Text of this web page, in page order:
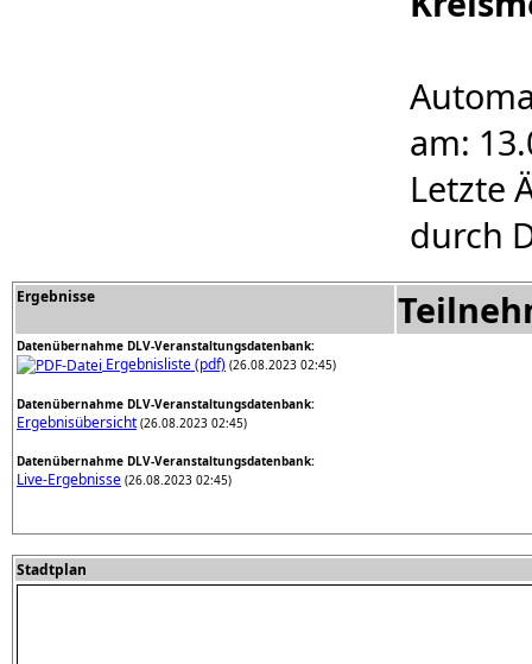
am:
Letzte
durch
Ergebnisse
Datenübernahme DLV-Veranstaltungsdatenbank:
Ergebnisliste (pdf) (26.08.2023 02:45)
Datenübernahme DLV-Veranstaltungsdatenbank:
Ergebnisübersicht (26.08.2023 02:45)
Datenübernahme DLV-Veranstaltungsdatenbank:
Live-Ergebnisse (26.08.2023 02:45)
Stadtplan